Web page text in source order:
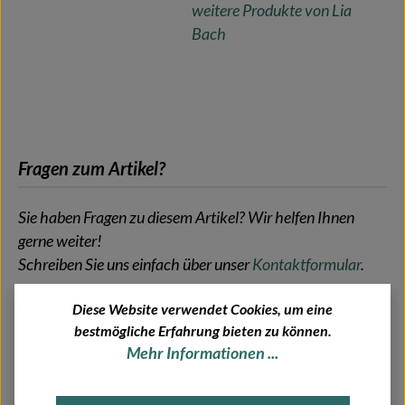
weitere Produkte von Lia
Bach
Fragen zum Artikel?
Sie haben Fragen zu diesem Artikel? Wir helfen Ihnen
gerne weiter!
Schreiben Sie uns einfach über unserKontaktformular.
Herstellerinformationen
Diese Website verwendet Cookies, um eine
bestmögliche Erfahrung bieten zu können.
Mehr Informationen ...